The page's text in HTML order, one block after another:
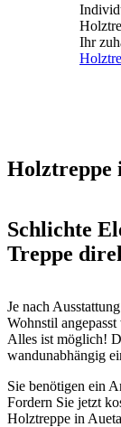
Ihr
Holztreppe
Schlichte
Treppe
Je nach
Wohnstil
Alles ist möglich!
wandunabhängig
Sie benötigen ein
Fordern Sie jetzt
Holztreppe in